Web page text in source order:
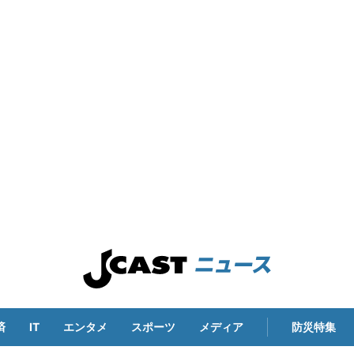
IT エンタメ スポーツ メディア 防災特集